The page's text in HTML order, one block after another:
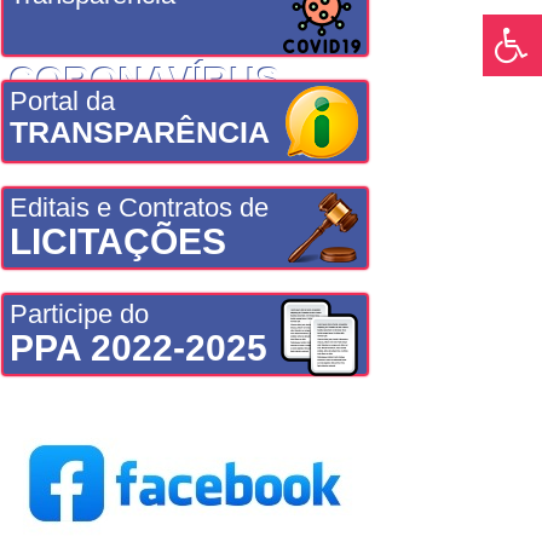
CORONAVÍRUS
Portal da
TRANSPARÊNCIA
Editais e Contratos de
LICITAÇÕES
Participe do
PPA 2022-2025